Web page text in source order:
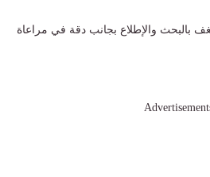
بالبحث والإطلاع بجانب دقة في مراعاة